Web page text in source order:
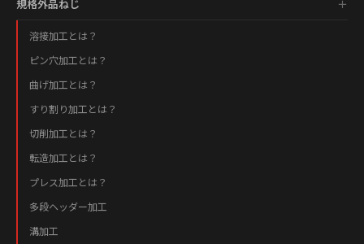
規格外品ねじ
溶接加工とは？
ピン穴加工とは？
曲げ加工とは？
すり割り加工とは？
切削加工とは？
転造加工とは？
プレス加工とは？
多段ヘッダー加工
溝加工